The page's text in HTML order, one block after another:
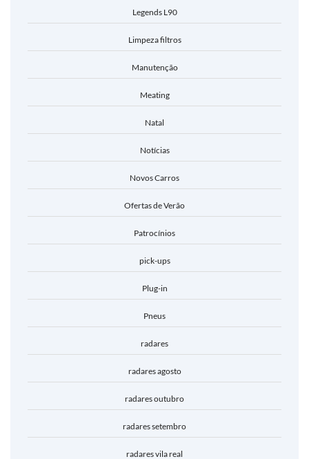
Legends L90
Limpeza filtros
Manutenção
Meating
Natal
Notícias
Novos Carros
Ofertas de Verão
Patrocínios
pick-ups
Plug-in
Pneus
radares
radares agosto
radares outubro
radares setembro
radares vila real